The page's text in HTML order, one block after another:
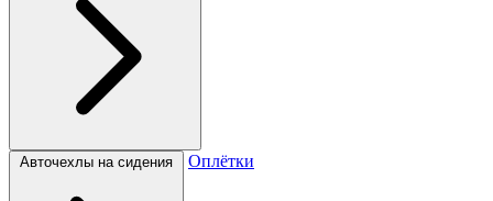
Авточехлы на сидения Оплётки